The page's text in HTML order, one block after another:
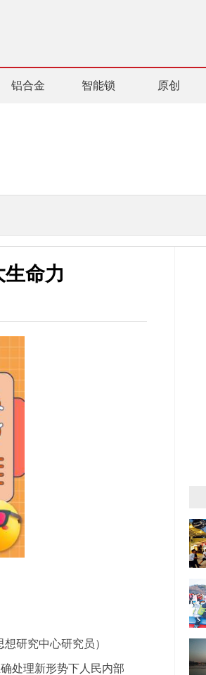
铝合金 智能锁 原创
命力
研究中心研究员）
处理新形势下人民内部